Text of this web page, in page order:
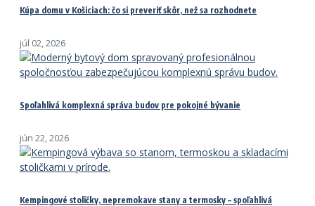
Kúpa domu v Košiciach: čo si preveriť skôr, než sa rozhodnete
júl 02, 2026
Spoľahlivá komplexná správa budov pre pokojné bývanie
jún 22, 2026
Kempingové stoličky, nepremokave stany a termosky – spoľahlivá